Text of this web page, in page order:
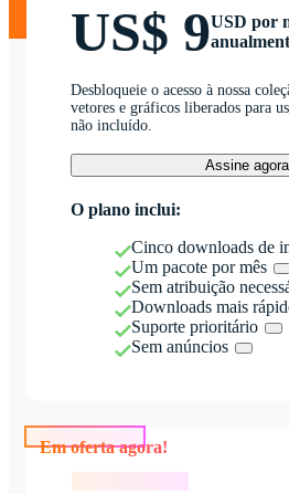
US$ 9USD por
Desbloqueie o acesso à nossa
vetores e gráficos liberados para
não incluído.
Assine agora
O plano inclui:
Cinco downloads de
Um pacote por mês
Sem atribuição
Downloads mais
Suporte prioritário
Sem anúncios